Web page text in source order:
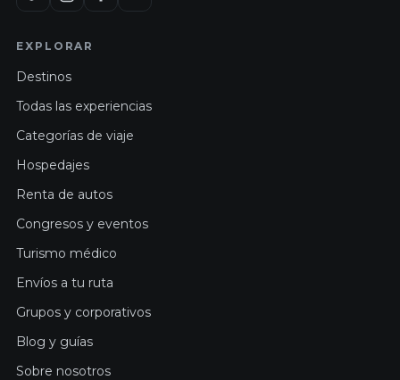
EXPLORAR
Destinos
Todas las experiencias
Categorías de viaje
Hospedajes
Renta de autos
Congresos y eventos
Turismo médico
Envíos a tu ruta
Grupos y corporativos
Blog y guías
Sobre nosotros